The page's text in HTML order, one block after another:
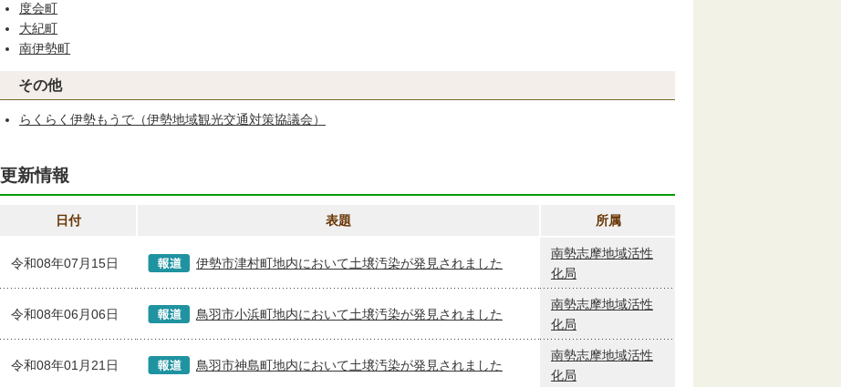
度会町
大紀町
南伊勢町
その他
らくらく伊勢もうで（伊勢地域観光交通対策協議会）
更新情報
日付 表題 所属
令和08年07月15日 伊勢市津村町地内において土壌汚染が発見されました
南勢志摩地域活性
化局
令和08年06月06日 鳥羽市小浜町地内において土壌汚染が発見されました
南勢志摩地域活性
化局
令和08年01月21日 鳥羽市神島町地内において土壌汚染が発見されました
南勢志摩地域活性
化局